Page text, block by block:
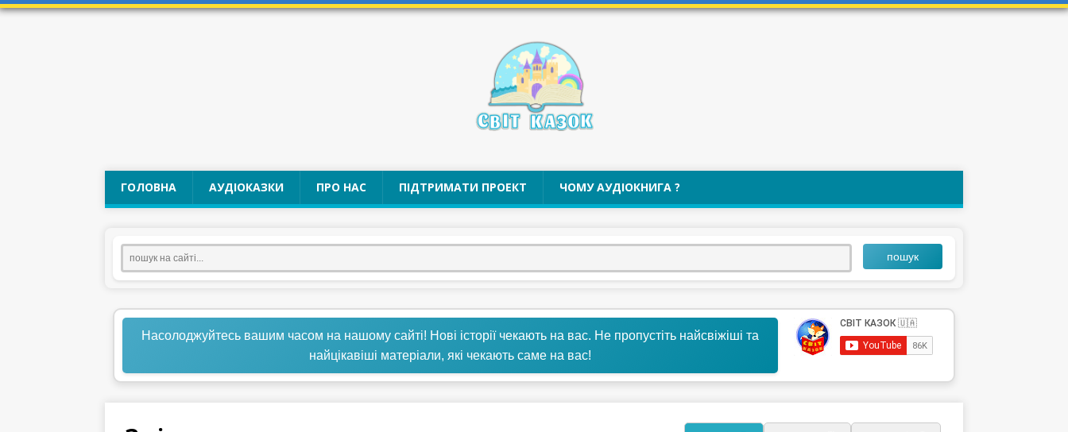
ГОЛОВНА АУДІОКАЗКИ ПРО НАС ПІДТРИМАТИ ПРОЕКТ ЧОМУ АУДІОКНИГА ?
пошук
Насолоджуйтесь вашим часом на нашому сайті! Нові історії чекають на вас. Не пропустіть найсвіжіші та
найцікавіші матеріали, які чекають саме на вас!